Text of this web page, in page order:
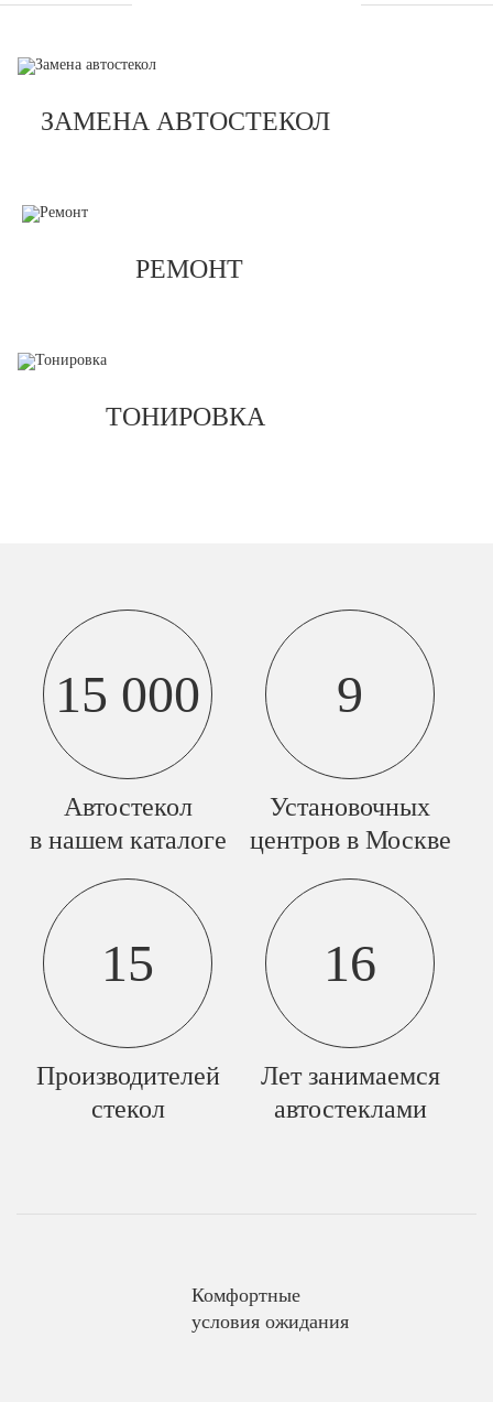
ЗАМЕНА АВТОСТЕКОЛ
РЕМОНТ
ТОНИРОВКА
15 000
Автостекол
в нашем каталоге
9
Установочных
центров в Москве
15
Производителей
стекол
16
Лет занимаемся
автостеклами
Комфортные
условия ожидания